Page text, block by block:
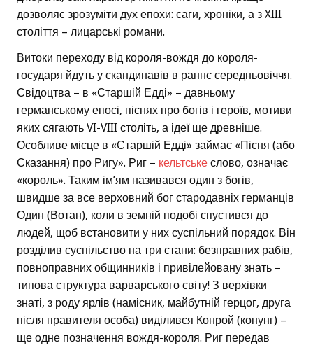
дозволяє зрозуміти дух епохи: саги, хроніки, а з XIII
століття – лицарські романи.
Витоки переходу від короля-вождя до короля-
государя йдуть у скандинавів в раннє середньовіччя.
Свідоцтва – в «Старшій Едді» – давньому
германському епосі, піснях про богів і героїв, мотиви
яких сягають VI-VIII століть, а ідеї ще древніше.
Особливе місце в «Старшій Едді» займає «Пісня (або
Сказання) про Ригу». Риг – кельтське слово, означає
«король». Таким ім’ям називався один з богів,
швидше за все верховний бог стародавніх германців
Один (Вотан), коли в земній подобі спустився до
людей, щоб встановити у них суспільний порядок. Він
розділив суспільство на три стани: безправних рабів,
повноправних общинників і привілейовану знать –
типова структура варварського світу! З верхівки
знаті, з роду ярлів (намісник, майбутній герцог, друга
після правителя особа) виділився Конрой (конунг) –
ще одне позначення вождя-короля. Риг передав